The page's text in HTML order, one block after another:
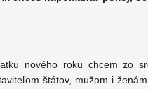
nového roku chcem zo
štátov, mužom i